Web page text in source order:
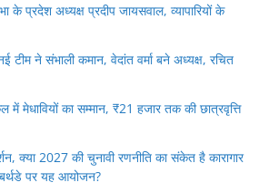
के प्रदेश अध्यक्ष प्रदीप जायसवाल, व्यापारियों के
टीम ने संभाली कमान, वेदांत वर्मा बने अध्यक्ष, रचित
मेधावियों का सम्मान, ₹21 हजार तक की छात्रवृत्ति
क्या 2027 की चुनावी रणनीति का संकेत है कारागार
बर्थडे पर यह आयोजन?